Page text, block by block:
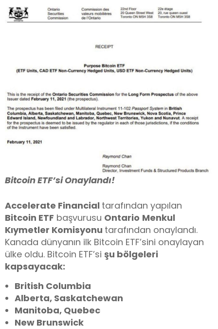
Bitcoin ETF’si Onaylandı!
Accelerate Financial tarafından yapılan
Bitcoin ETF başvurusu Ontario Menkul
Kıymetler Komisyonu tarafından onaylandı.
Kanada dünyanın ilk Bitcoin ETF’sini onaylayan
ülke oldu. Bitcoin ETF’si şu bölgeleri
kapsayacak:
British Columbia
Alberta, Saskatchewan
Manitoba, Quebec
New Brunswick